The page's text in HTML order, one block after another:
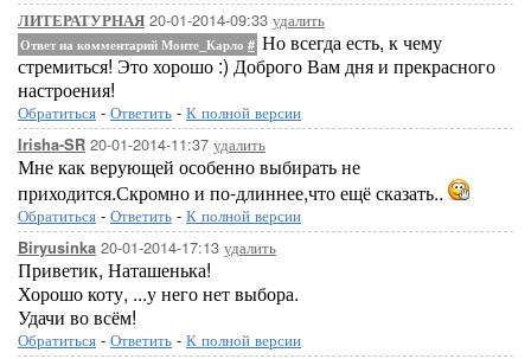
ЛИТЕРАТУРНАЯ 20-01-2014-09:33 удалить
Ответ на комментарий Монте_Карло # Но всегда есть, к чему
стремиться! Это хорошо :) Доброго Вам дня и прекрасного
настроения!
Обратиться - Ответить - К полной версии
Irisha-SR 20-01-2014-11:37 удалить
Мне как верующей особенно выбирать не
приходится.Скромно и по-длиннее,что ещё сказать..
Обратиться - Ответить - К полной версии
Biryusinka 20-01-2014-17:13 удалить
Приветик, Наташенька!
Хорошо коту, ...у него нет выбора.
Удачи во всём!
Обратиться - Ответить - К полной версии